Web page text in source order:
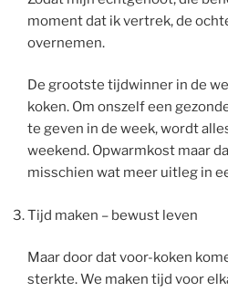
moment dat ik vertrek, de
overnemen.
De grootste tijdwinner in de
koken. Om onszelf een
te geven in de week, wordt
weekend. Opwarmkost maar
misschien wat meer uitleg in
Tijd maken – bewust leven
Maar door dat voor-koken
sterkte. We maken tijd voor